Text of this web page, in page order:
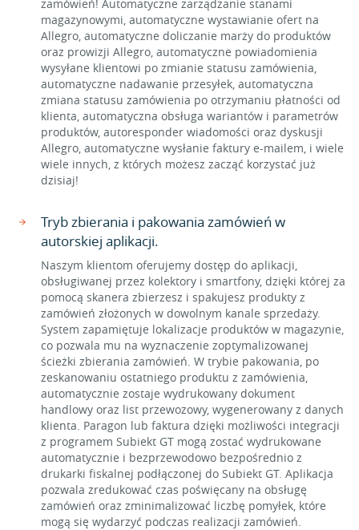
zamówień! Automatyczne zarządzanie stanami
magazynowymi, automatyczne wystawianie ofert na
Allegro, automatyczne doliczanie marży do produktów
oraz prowizji Allegro, automatyczne powiadomienia
wysyłane klientowi po zmianie statusu zamówienia,
automatyczne nadawanie przesyłek, automatyczna
zmiana statusu zamówienia po otrzymaniu płatności od
klienta, automatyczna obsługa wariantów i parametrów
produktów, autoresponder wiadomości oraz dyskusji
Allegro, automatyczne wysłanie faktury e-mailem, i wiele
wiele innych, z których możesz zacząć korzystać już
dzisiaj!
Tryb zbierania i pakowania zamówień w
autorskiej aplikacji.
Naszym klientom oferujemy dostęp do aplikacji,
obsługiwanej przez kolektory i smartfony, dzięki której za
pomocą skanera zbierzesz i spakujesz produkty z
zamówień złożonych w dowolnym kanale sprzedaży.
System zapamiętuje lokalizacje produktów w magazynie,
co pozwala mu na wyznaczenie zoptymalizowanej
ścieżki zbierania zamówień. W trybie pakowania, po
zeskanowaniu ostatniego produktu z zamówienia,
automatycznie zostaje wydrukowany dokument
handlowy oraz list przewozowy, wygenerowany z danych
klienta. Paragon lub faktura dzięki możliwości integracji
z programem Subiekt GT mogą zostać wydrukowane
automatycznie i bezprzewodowo bezpośrednio z
drukarki fiskalnej podłączonej do Subiekt GT. Aplikacja
pozwala zredukować czas poświęcany na obsługę
zamówień oraz zminimalizować liczbę pomyłek, które
mogą się wydarzyć podczas realizacji zamówień.